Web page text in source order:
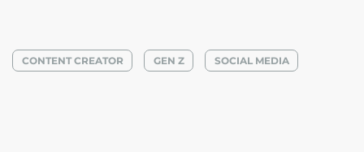
CONTENT CREATOR GEN Z SOCIAL MEDIA